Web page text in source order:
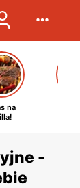
na
-